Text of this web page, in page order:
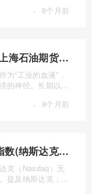
· 8个月前
上海石油期货市场(上海石油期货市场行情)
“工业的血液”，
的神经。长期以
· 8个月前
达克指数纳斯达克指数(纳斯达克指数与纳斯达克100的区别)
克（Nasdaq）无
提及纳斯达克，人